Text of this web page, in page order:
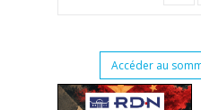
Accéder au